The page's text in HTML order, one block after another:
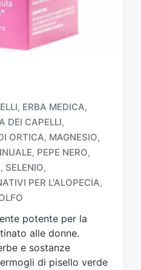
, ERBA MEDICA,
DEI CAPELLI,
ORTICA, MAGNESIO,
, PEPE NERO,
, SELENIO,
PER L'ALOPECIA,
potente per la
alle donne.
e sostanze
di pisello verde